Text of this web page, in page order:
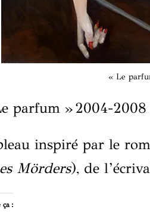
« Le
parfum »2004-2008
inspiré par le
Mörders), de
ça :